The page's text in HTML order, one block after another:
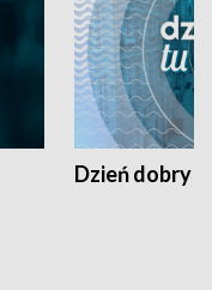
Dzień dobry